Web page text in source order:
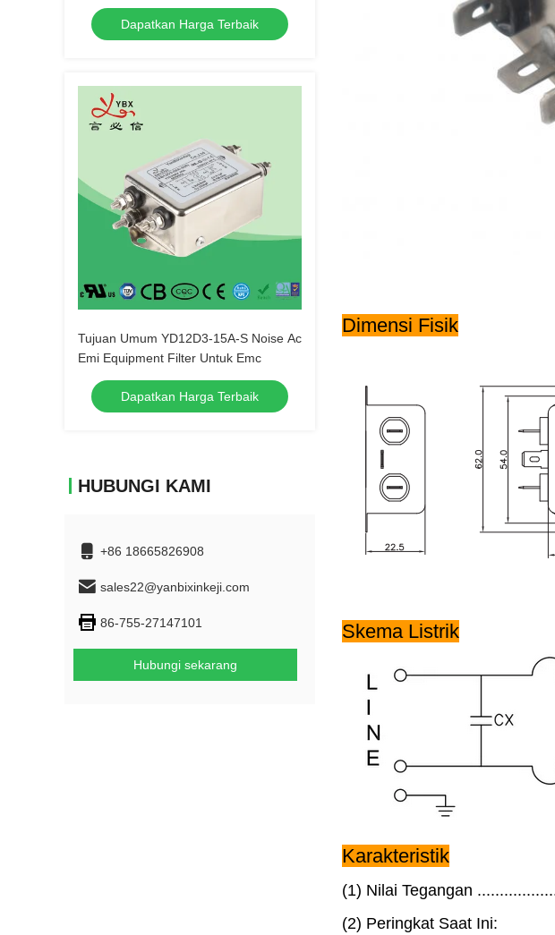
Dapatkan Harga Terbaik
Tujuan Umum YD12D3-15A-S Noise Ac
Emi Equipment Filter Untuk Emc
Dapatkan Harga Terbaik
HUBUNGI KAMI
+86 18665826908
sales22@yanbixinkeji.com
86-755-27147101
Hubungi sekarang
Dimensi Fisik
Skema Listrik
Karakteristik
(1) Nilai Tegangan
(2) Peringkat Saat Ini: